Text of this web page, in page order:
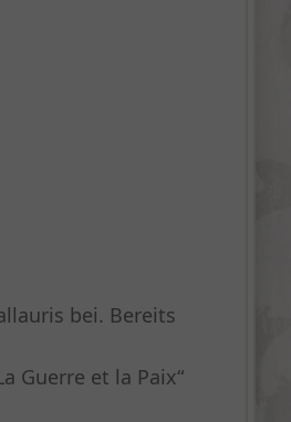
bei. Bereits
Guerre et la Paix“